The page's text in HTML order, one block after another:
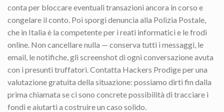
conta per bloccare eventuali transazioni ancora in corso e
congelare il conto. Poi sporgi denuncia alla Polizia Postale,
che in Italia è la competente per i reati informatici e le frodi
online. Non cancellare nulla — conserva tutti i messaggi, le
email, le notifiche, gli screenshot di ogni conversazione avuta
con i presunti truffatori. Contatta Hackers Prodige per una
valutazione gratuita della situazione: possiamo dirti fin dalla
prima chiamata se ci sono concrete possibilità di tracciare i
fondi e aiutarti a costruire un caso solido.